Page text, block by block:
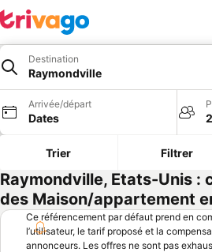
Destination
Raymondville
Arrivée/départ
Dates
Trier Filtrer
Raymondville, Etats-Unis :
des Maison/appartement
Ce référencement par défaut prend en
l’utilisateur, le tarif proposé et la
annonceurs. Les offres ne sont pas